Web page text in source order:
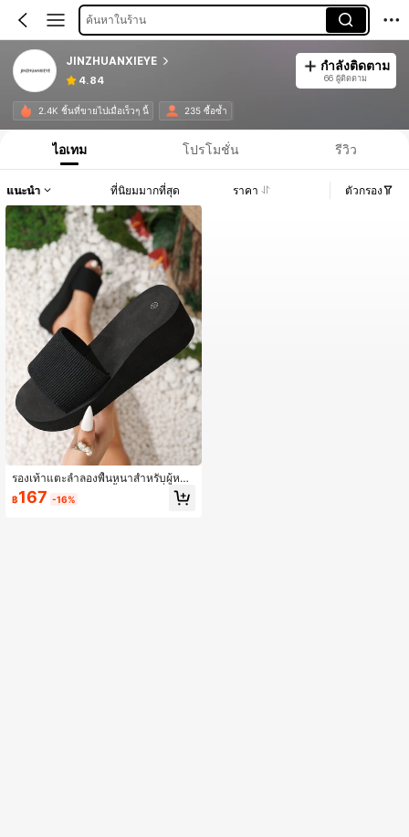
ค้นหาในร้าน
JINZHUANXIEYE
4.84
กำลังติดตาม
66 ผู้ติดตาม
2.4K ชิ้นที่ขายไปเมื่อเร็วๆ นี้ 235 ซื้อซ้ำ
ไอเทม โปรโมชั่น รีวิว
แนะนำ ที่นิยมมากที่สุด ราคา ตัวกรอง
รองเท้าแตะลำลองพื้นหนาสำหรับผู้หญิง
สำหรับฤดูร้อน, ดีไซน์พื้นหนากันลื่น, เห
มาะสำหรับชายหาด, การเดินทาง, ชีวิต
฿167 -16%